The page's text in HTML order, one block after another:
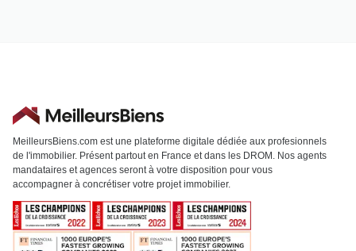
MeilleursBiens.com est une plateforme digitale dédiée aux profesionnels
de l'immobilier. Présent partout en France et dans les DROM. Nos agents
mandataires et agences seront à votre disposition pour vous
accompagner à concrétiser votre projet immobilier.